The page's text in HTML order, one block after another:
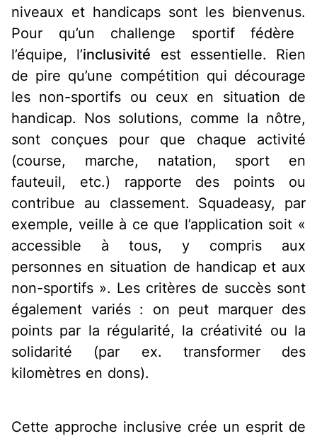
niveaux et handicaps sont les bienvenus.
Pour qu’un challenge sportif fédère
l’équipe, l’inclusivité est essentielle. Rien
de pire qu’une compétition qui décourage
les non-sportifs ou ceux en situation de
handicap. Nos solutions, comme la nôtre,
sont conçues pour que chaque activité
(course, marche, natation, sport en
fauteuil, etc.) rapporte des points ou
contribue au classement. Squadeasy, par
exemple, veille à ce que l’application soit «
accessible à tous, y compris aux
personnes en situation de handicap et aux
non-sportifs ». Les critères de succès sont
également variés : on peut marquer des
points par la régularité, la créativité ou la
solidarité (par ex. transformer des
kilomètres en dons).
Cette approche inclusive crée un esprit de